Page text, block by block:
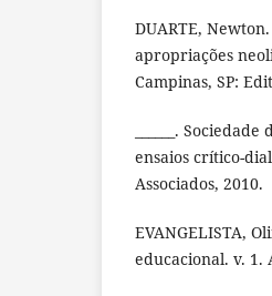
DUARTE,
apropriações
Campinas, SP:
______.
ensaios crítico-
Associados, 2010.
EVANGELISTA,
educacional. v. 1.